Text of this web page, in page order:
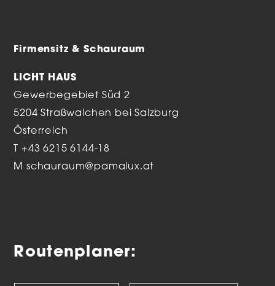
Firmensitz & Schauraum
LICHT HAUS
Gewerbegebiet Süd 2
5204 Straßwalchen bei Salzburg
Österreich
T+43 6215 6144-18
Mschauraum@pamalux.at
Routenplaner: